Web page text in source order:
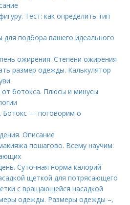
Тест: как определить тип
для подбора вашего идеального
ожирения. Степени ожирения
размер одежды. Калькулятор
ботокса. Плюсы и минусы
Ботокс — поговорим о
Описание
пошагово. Всему научим:
Суточная норма калорий
щеткой для потрясающего
с вращающейся насадкой
одежды. Размеры одежды –,